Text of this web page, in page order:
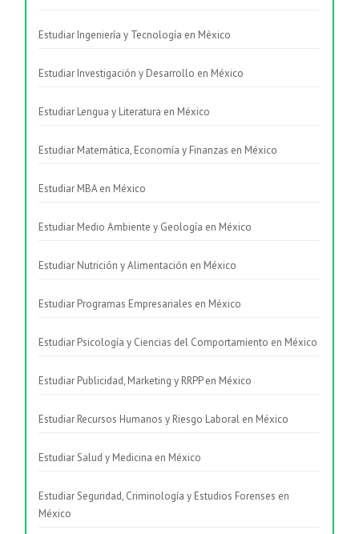
Estudiar Ingeniería y Tecnología en México
Estudiar Investigación y Desarrollo en México
Estudiar Lengua y Literatura en México
Estudiar Matemática, Economía y Finanzas en México
Estudiar MBA en México
Estudiar Medio Ambiente y Geología en México
Estudiar Nutrición y Alimentación en México
Estudiar Programas Empresariales en México
Estudiar Psicología y Ciencias del Comportamiento en México
Estudiar Publicidad, Marketing y RRPP en México
Estudiar Recursos Humanos y Riesgo Laboral en México
Estudiar Salud y Medicina en México
Estudiar Seguridad, Criminología y Estudios Forenses en
México